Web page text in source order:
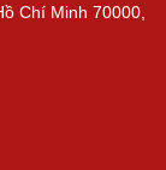
Chí Minh 70000,